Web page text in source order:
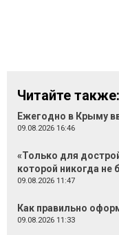
Читайте также:
Ежегодно в Крыму
09.08.2026 16:46
«Только для
которой никогда не
09.08.2026 11:47
Как правильно
09.08.2026 11:33